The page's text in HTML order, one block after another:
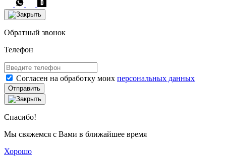
Обратный звонок
Телефон
Согласен на обработку моих персональных данных
Отправить
Спасибо!
Мы свяжемся с Вами в ближайшее время
Хорошо